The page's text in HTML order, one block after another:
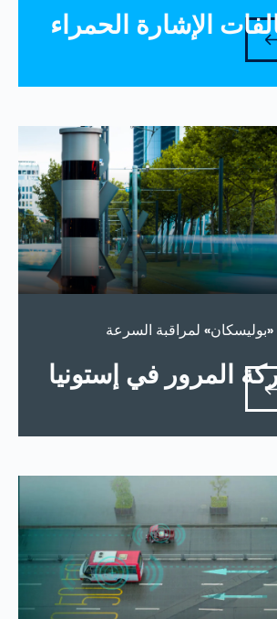
الإشارة الحمراء
المرور في إستونيا
لمراقبة السرعة